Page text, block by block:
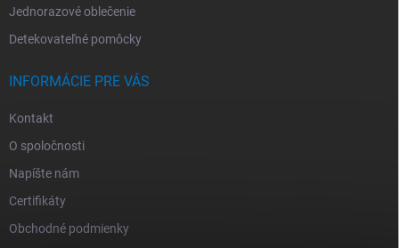
Jednorazové oblečenie
Detekovateľné pomôcky
INFORMÁCIE PRE VÁS
Kontakt
O spoločnosti
Napíšte nám
Certifikáty
Obchodné podmienky